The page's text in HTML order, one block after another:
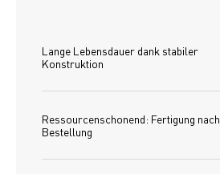
Lange Lebensdauer dank stabiler
Konstruktion
Ressourcenschonend: Fertigung nach
Bestellung